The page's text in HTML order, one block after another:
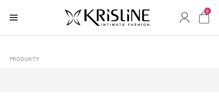
0
PRODUKTY